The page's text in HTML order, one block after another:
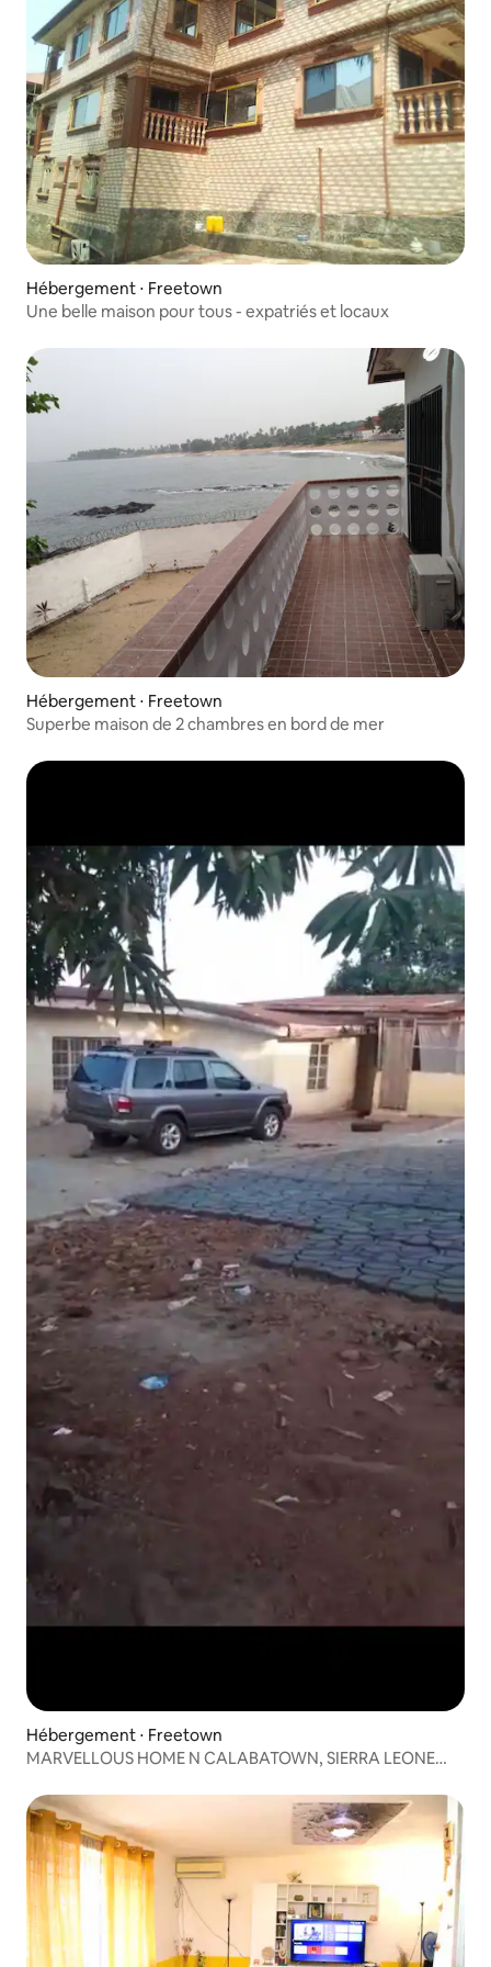
Hébergement ⋅ Freetown
Une belle maison pour tous - expatriés et locaux
Hébergement ⋅ Freetown
Superbe maison de 2 chambres en bord de mer
Hébergement ⋅ Freetown
MARVELLOUS HOME N CALABATOWN, SIERRA LEONE